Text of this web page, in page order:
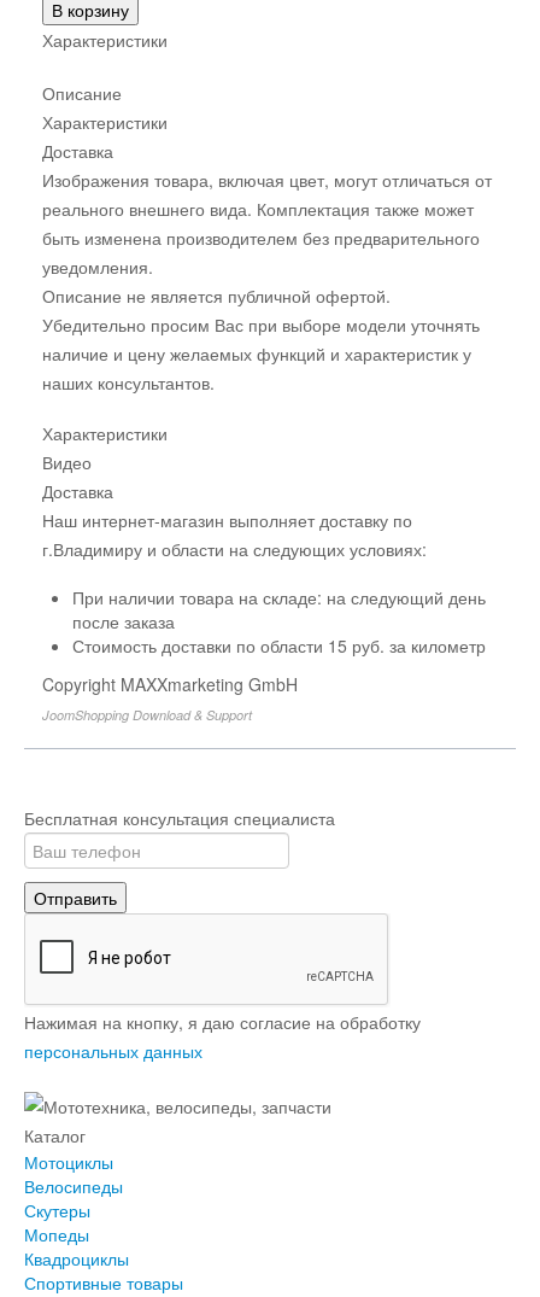
В корзину
Характеристики
Описание
Характеристики
Доставка
Изображения товара, включая цвет, могут отличаться от
реального внешнего вида. Комплектация также может
быть изменена производителем без предварительного
уведомления.
Описание не является публичной офертой.
Убедительно просим Вас при выборе модели уточнять
наличие и цену желаемых функций и характеристик у
наших консультантов.
Характеристики
Видео
Доставка
Наш интернет-магазин выполняет доставку по
г.Владимиру и области на следующих условиях:
При наличии товара на складе: на следующий день
после заказа
Стоимость доставки по области 15 руб. за километр
Copyright MAXXmarketing GmbH
JoomShopping Download & Support
Бесплатная консультация специалиста
Отправить
Нажимая на кнопку, я даю согласие на обработку
персональных данных
Каталог
Мотоциклы
Велосипеды
Скутеры
Мопеды
Квадроциклы
Спортивные товары